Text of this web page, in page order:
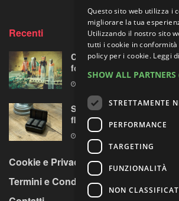
Recenti
Centosessantasette
fotografica più longeva al
Sony prepara la
float per le sue mirrorless
Cookie e Privacy Policy
Termini e Condizioni
Questo sito web utilizza i
migliorare la tua
Utilizzando il nostro sito
tutti i cookie in conformità
policy per i cookie. Leggi
SHOW ALL PARTNERS
STRETTAMENTE
PERFORMANCE
TARGETING
FUNZIONALITÀ
NON